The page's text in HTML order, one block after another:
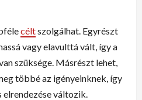
céltszolgálhat. Egyrészt
vagy elavulttá vált, így a
szüksége. Másrészt lehet,
többé az igényeinknek, így
változik.